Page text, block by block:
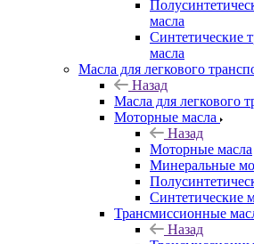
масла
Синтетические
масла
Масла для легкового
Назад
Масла для легкового
Моторные масла
Назад
Моторные масла
Минеральные
Синтетические
Трансмиссионные
Назад